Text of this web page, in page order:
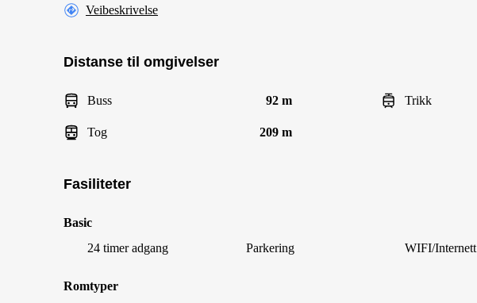
Veibeskrivelse
Distanse til omgivelser
Buss 92 m Trikk
Tog 209 m
Fasiliteter
Basic
24 timer adgang
Parkering WIFI/Internett
Romtyper